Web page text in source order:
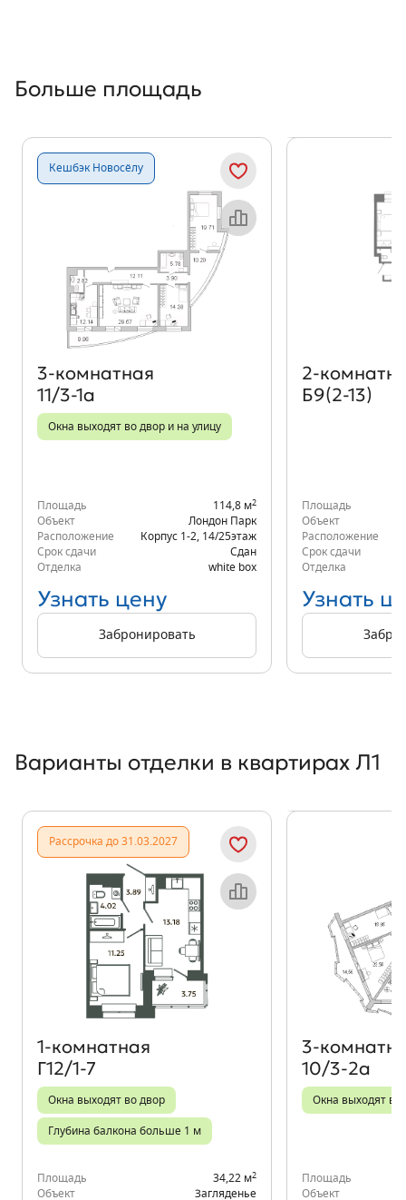
Больше площадь
Кешбэк Новосёлу
Объект месяца
3‑комнатная
11/3-1а
Окна выходят во двор и на улицу
Площадь 114,8 м2
Объект
Лондон Парк
Расположение
Корпус 1-2 14/25этаж
Срок сдачи
Сдан
Отделка
white box
Узнать цену
Забронировать
Б9(2-13)
Площадь
Объект
Расположение
Срок сдачи
Отделка
Узнать
Варианты отделки в квартирах Л1
Рассрочка до 31.03.2027
Объект месяца
1‑комнатная
Г12/1-7
Окна выходят во двор
Глубина балкона больше 1 м
Площадь 34,22 м2
Объект Загляденье
10/3-2а
Окна выходят во
Площадь
Объект